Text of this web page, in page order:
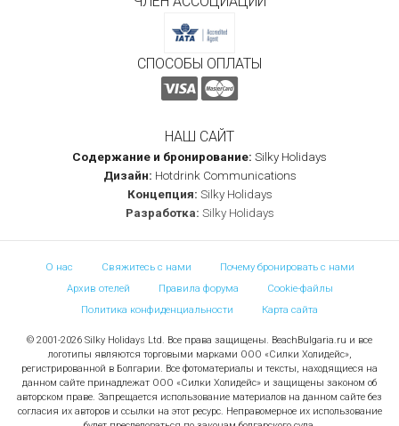
СПОСОБЫ ОПЛАТЫ
НАШ САЙТ
Содержание и бронирование: Silky Holidays
Дизайн: Hotdrink Communications
Концепция: Silky Holidays
Разработка: Silky Holidays
О нас Свяжитесь с нами
Почему бронировать с нами
Архив отелей
Правила форума
Cookie-файлы
Политика конфиденциальности
Карта сайта
© 2001-2026 Silky Holidays Ltd. Все права защищены. BeachBulgaria.ru и все
логотипы являются торговыми марками ООО «Силки Холидейс»,
регистрированной в Болгарии. Все фотоматериалы и тексты, находящиеся на
данном сайте принадлежат ООО «Силки Холидейс» и защищены законом об
авторском праве. Запрещается использование материалов на данном сайте без
согласия их авторов и ссылки на этот ресурс. Неправомерное их использование